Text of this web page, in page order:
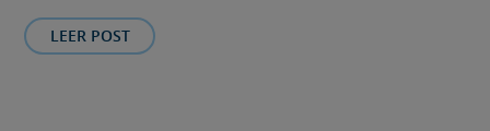
LEER POST